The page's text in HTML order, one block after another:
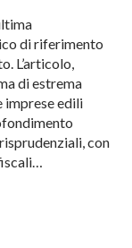
di riferimento
L’articolo,
di estrema
edili
con